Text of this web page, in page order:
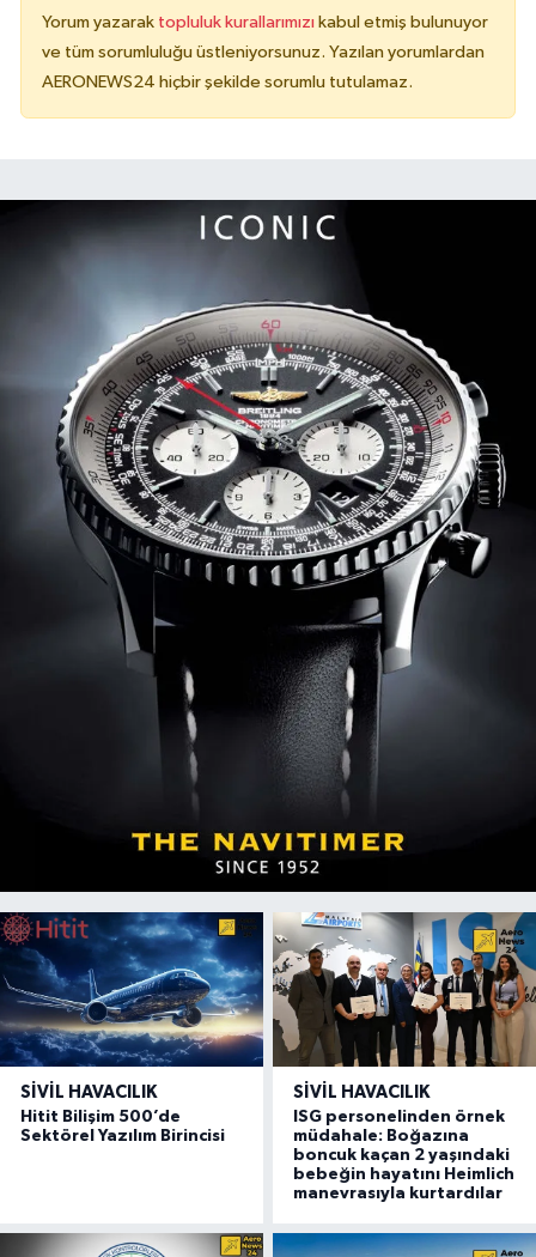
Yorum yazarak topluluk kurallarımızı kabul etmiş bulunuyor
ve tüm sorumluluğu üstleniyorsunuz. Yazılan yorumlardan
AERONEWS24 hiçbir şekilde sorumlu tutulamaz.
SIVIL HAVACILIK
Hitit Bilişim 500’de
Sektörel Yazılım Birincisi
SIVIL HAVACILIK
ISG personelinden örnek
müdahale: Boğazına
boncuk kaçan 2 yaşındaki
bebeğin hayatını Heimlich
manevrasıyla kurtardılar